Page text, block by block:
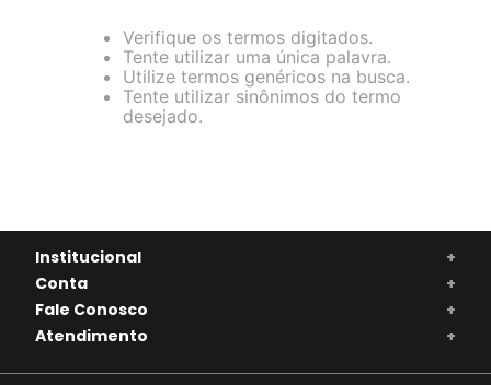
Verifique os termos digitados.
Tente utilizar uma única palavra.
Utilize termos genéricos na busca.
Tente utilizar sinônimos do termo
desejado.
Institucional
+
Conta
+
Fale Conosco
+
Atendimento
+